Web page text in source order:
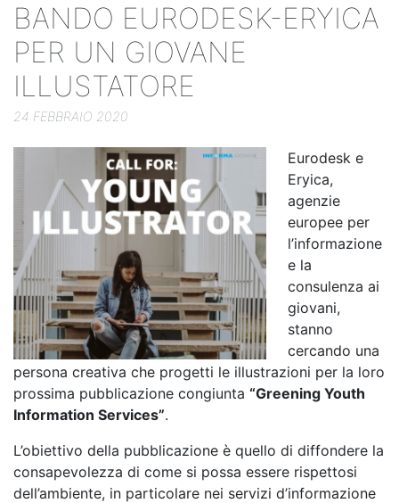
BANDO EURODESK-ERYICA
PER UN GIOVANE
ILLUSTATORE
24 FEBBRAIO 2020
Eurodesk e
Eryica,
agenzie
europee per
l’informazione
e la
consulenza ai
giovani,
stanno
cercando una
persona creativa che progetti le illustrazioni per la loro
prossima pubblicazione congiunta “Greening Youth
Information Services”.
L’obiettivo della pubblicazione è quello di diffondere la
consapevolezza di come si possa essere rispettosi
dell’ambiente, in particolare nei servizi d’informazione